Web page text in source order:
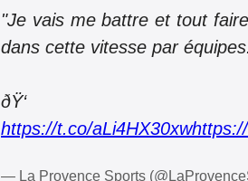
"Je vais me battre et tout
dans cette vitesse par
https://t.co/aLi4HX30xw
— La Provence Sports